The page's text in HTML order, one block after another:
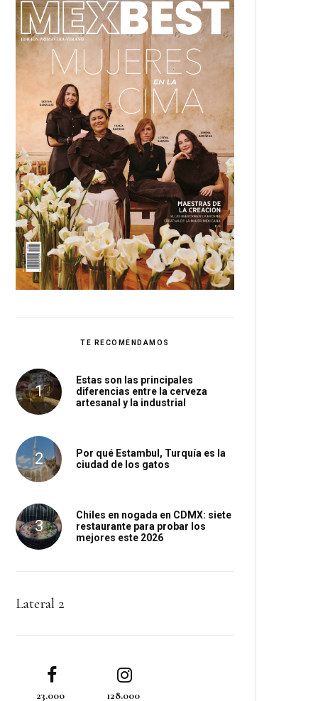
TE RECOMENDAMOS
Estas son las principales
diferencias entre la cerveza
artesanal y la industrial
Por qué Estambul, Turquía es la
ciudad de los gatos
Chiles en nogada en CDMX: siete
restaurante para probar los
mejores este 2026
Lateral 2
23.000 128.000